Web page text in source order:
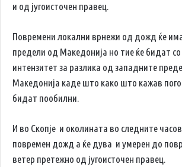
и од југоисточен правец.
Повремени локални врнежи од дожд ќе
предели од Македонија но тие ќе бидат
интензитет за разлика од западните
Македонија каде што како што кажав
бидат пообилни.
И во Скопје и околината во следните
повремен дожд а ќе дува и умерен до
ветер претежно од југоисточен правец.